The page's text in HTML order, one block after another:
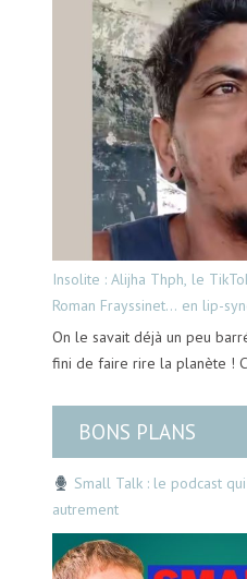
Insolite : Alijha Thph, le
Roman Frayssinet… en lip-
On le savait déjà un peu
fini de faire rire la planète !
BONS PLANS
Small Talk : le podcast
autrement